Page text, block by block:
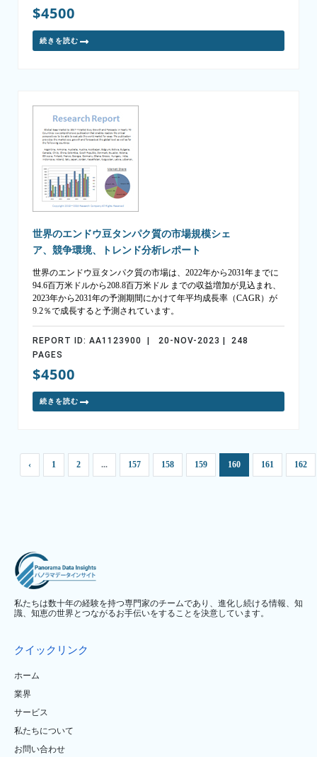
$4500
続きを読む
世界のエンドウ豆タンパク質の市場規模シェ
ア、競争環境、トレンド分析レポート
世界のエンドウ豆タンパク質の市場は、2022年から2031年までに
94.6百万米ドルから208.8百万米ドル までの収益増加が見込まれ、
2023年から2031年の予測期間にかけて年平均成長率（CAGR）が
9.2％で成長すると予測されています。
REPORT ID: AA1123900 | 20-NOV-2023 | 248
PAGES
$4500
続きを読む
‹ 1 2 ... 157 158 159 160 161 162
私たちは数十年の経験を持つ専門家のチームであり、進化し続ける情報、知
識、知恵の世界とつながるお手伝いをすることを決意しています。
クイックリンク
ホーム
業界
サービス
私たちについて
お問い合わせ